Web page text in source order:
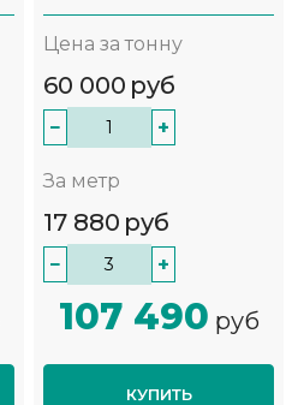
Цена за тонну
60 000 руб
− +
За метр
17 880 руб
− +
107 490 руб
КУПИТЬ